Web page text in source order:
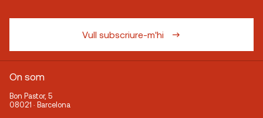
Vull subscriure-m'hi
On som
Bon Pastor, 5
08021 · Barcelona